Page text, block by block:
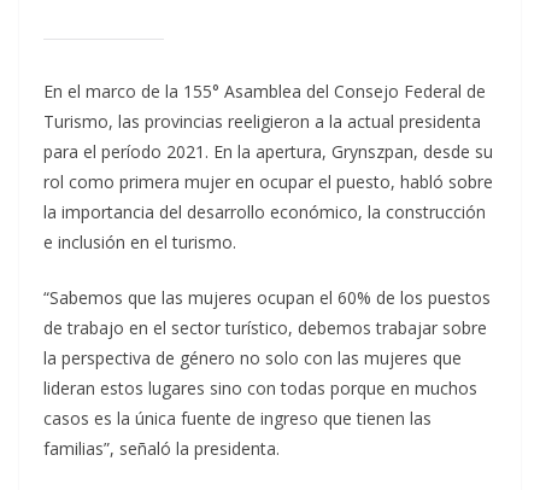
En el marco de la 155° Asamblea del Consejo Federal de
Turismo, las provincias reeligieron a la actual presidenta
para el período 2021. En la apertura, Grynszpan, desde su
rol como primera mujer en ocupar el puesto, habló sobre
la importancia del desarrollo económico, la construcción
e inclusión en el turismo.
“Sabemos que las mujeres ocupan el 60% de los puestos
de trabajo en el sector turístico, debemos trabajar sobre
la perspectiva de género no solo con las mujeres que
lideran estos lugares sino con todas porque en muchos
casos es la única fuente de ingreso que tienen las
familias”, señaló la presidenta.